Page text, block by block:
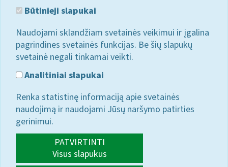
Būtinieji slapukai
Naudojami sklandžiam svetainės veikimui ir įgalina
pagrindines svetainės funkcijas. Be šių slapukų
svetainė negali tinkamai veikti.
Analitiniai slapukai
Renka statistinę informaciją apie svetainės
naudojimą ir naudojami Jūsų naršymo patirties
gerinimui.
PATVIRTINTI
Visus slapukus